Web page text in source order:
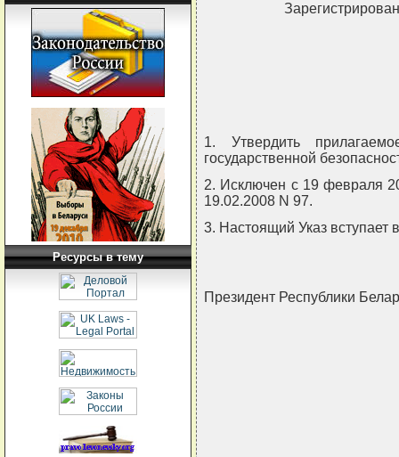
Ресурсы в тему
1. Утвердить
государственной
2. Исключен с 19 февраля
19.02.2008 N 97.
3. Настоящий Указ вступает
Президент Республики